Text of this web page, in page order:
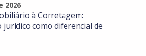
2026
à Corretagem:
jurídico como diferencial de